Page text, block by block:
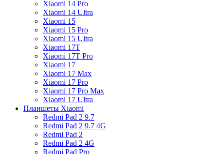
Xiaomi 14 Pro
Xiaomi 14 Ultra
Xiaomi 15
Xiaomi 15 Pro
Xiaomi 15 Ultra
Xiaomi 17T
Xiaomi 17T Pro
Xiaomi 17
Xiaomi 17 Max
Xiaomi 17 Pro
Xiaomi 17 Pro Max
Xiaomi 17 Ultra
Планшеты Xiaomi
Redmi Pad 2 9.7
Redmi Pad 2 9.7 4G
Redmi Pad 2
Redmi Pad 2 4G
Redmi Pad Pro